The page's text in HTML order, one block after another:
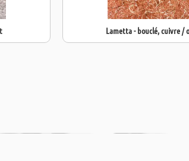
Lametta - bouclé, cuivre /